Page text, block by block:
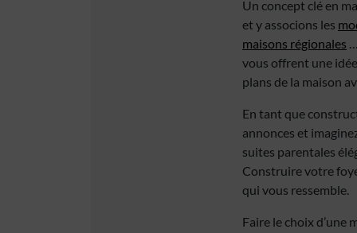
Un concept clé en
et y associons les
maisons régionales
vous offrent une
plans de la maison
En tant que
annonces et
suites parentales
Construire votre
qui vous ressemble.
Faire le choix d’une